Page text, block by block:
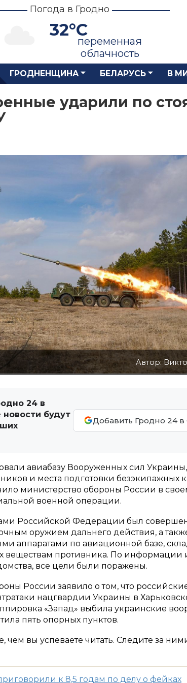
Погода в Гродно
32°C
переменная
облачность
ГРОДНЕНЩИНА БЕЛАРУСЬ В
ударили по
Автор:
24 в
будут
Добавить Гродно 24 в
авиабазу Вооруженных сил Украины,
и места подготовки безэкипажных
министерство обороны России в
военной операции.
Российской Федерации был
оружием дальнего действия, а
аппаратами по авиационной базе,
веществам противника. По информации
все цели были поражены.
России заявило о том, что
нацгвардии Украины в
«Запад» выбила украинские
пять опорных пунктов.
чем вы успеваете читать. Следите за
к 8,5 годам по делу о фейках